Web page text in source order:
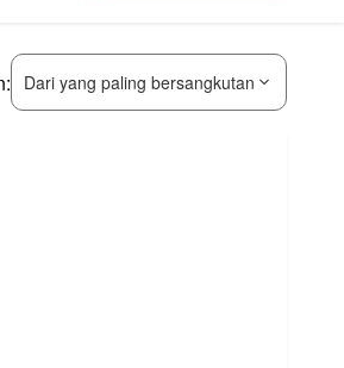
Dari yang paling bersangkutan